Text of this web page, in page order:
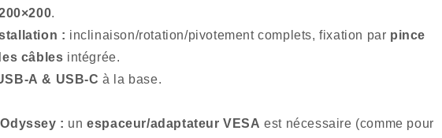
.
: inclinaison/rotation/pivotement complets, fixation par pince
câbles intégrée.
& USB‑C à la base.
: unespaceur/adaptateur VESA est nécessaire (comme pour